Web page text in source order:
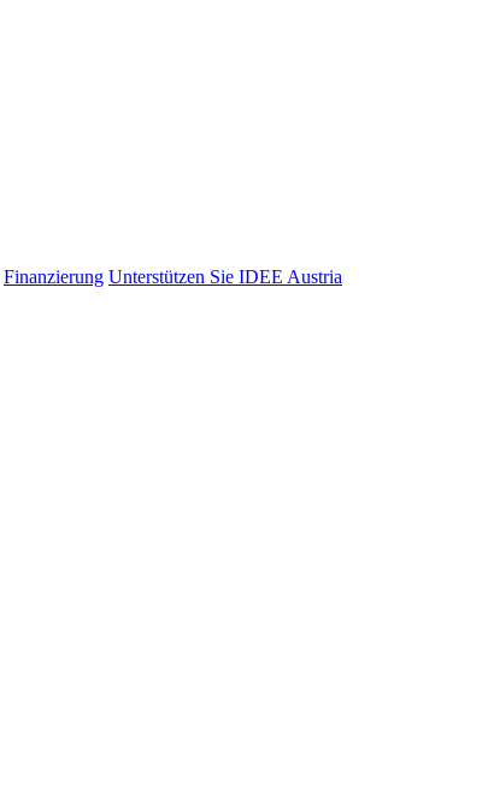
Finanzierung Unterstützen Sie IDEE Austria